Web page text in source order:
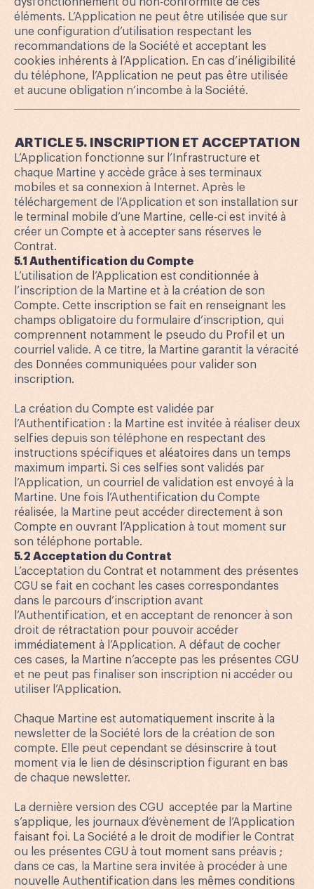
éléments. L’Application ne peut être utilisée que sur
une configuration d’utilisation respectant les
recommandations de la Société et acceptant les
cookies inhérents à l’Application. En cas d’inéligibilité
du téléphone, l’Application ne peut pas être utilisée
et aucune obligation n’incombe à la Société.
ARTICLE 5. INSCRIPTION ET ACCEPTATION
L’Application fonctionne sur l’Infrastructure et
chaque Martine y accède grâce à ses terminaux
mobiles et sa connexion à Internet. Après le
téléchargement de l’Application et son installation sur
le terminal mobile d’une Martine, celle-ci est invité à
créer un Compte et à accepter sans réserves le
Contrat.
5.1 Authentification du Compte
L’utilisation de l’Application est conditionnée à
l’inscription de la Martine et à la création de son
Compte. Cette inscription se fait en renseignant les
champs obligatoire du formulaire d’inscription, qui
comprennent notamment le pseudo du Profil et un
courriel valide. A ce titre, la Martine garantit la véracité
des Données communiquées pour valider son
inscription.
La création du Compte est validée par
l’Authentification : la Martine est invitée à réaliser deux
selfies depuis son téléphone en respectant des
instructions spécifiques et aléatoires dans un temps
maximum imparti. Si ces selfies sont validés par
l’Application, un courriel de validation est envoyé à la
Martine. Une fois l’Authentification du Compte
réalisée, la Martine peut accéder directement à son
Compte en ouvrant l’Application à tout moment sur
son téléphone portable.
5.2 Acceptation du Contrat
L’acceptation du Contrat et notamment des présentes
CGU se fait en cochant les cases correspondantes
dans le parcours d’inscription avant
l’Authentification, et en acceptant de renoncer à son
droit de rétractation pour pouvoir accéder
immédiatement à l’Application. A défaut de cocher
ces cases, la Martine n’accepte pas les présentes CGU
et ne peut pas finaliser son inscription ni accéder ou
utiliser l’Application.
Chaque Martine est automatiquement inscrite à la
newsletter de la Société lors de la création de son
compte. Elle peut cependant se désinscrire à tout
moment via le lien de désinscription figurant en bas
de chaque newsletter.
La dernière version des CGU acceptée par la Martine
s’applique, les journaux d’évènement de l’Application
faisant foi. La Société a le droit de modifier le Contrat
ou les présentes CGU à tout moment sans préavis ;
dans ce cas, la Martine sera invitée à procéder à une
nouvelle Authentification dans les mêmes conditions